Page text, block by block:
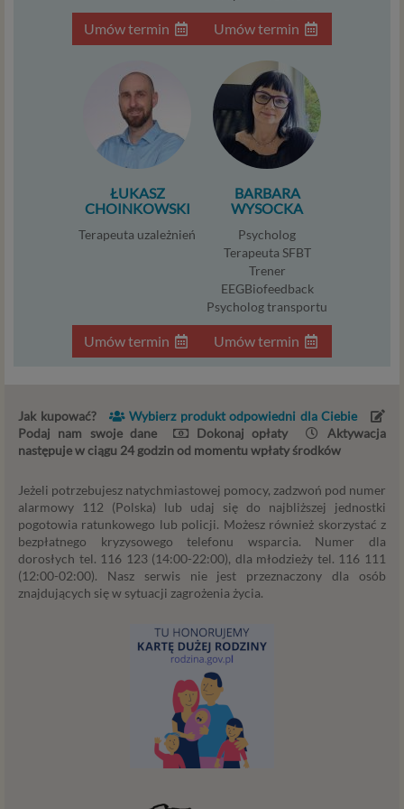
Umów termin Umów termin
ŁUKASZ
CHOINKOWSKI
Terapeuta uzależnień
Umów termin
BARBARA
WYSOCKA
Psycholog
Terapeuta SFBT
Trener
EEGBiofeedback
Psycholog transportu
Umów termin
Jak kupować?
Wybierz produkt odpowiedni dla Ciebie
Podaj nam swoje dane
Dokonaj opłaty
Aktywacja
następuje w ciągu 24 godzin od momentu wpłaty środków
Jeżeli potrzebujesz natychmiastowej pomocy, zadzwoń pod numer
alarmowy 112 (Polska) lub udaj się do najbliższej jednostki
pogotowia ratunkowego lub policji. Możesz również skorzystać z
bezpłatnego kryzysowego telefonu wsparcia. Numer dla
dorosłych tel. 116 123 (14:00-22:00), dla młodzieży tel. 116 111
(12:00-02:00). Nasz serwis nie jest przeznaczony dla osób
znajdujących się w sytuacji zagrożenia życia.
dostosowanym do danej podstawy, zgodnie z opisem
powyżej. Twoje dane przetwarzane będą do czasu
istnienia podstawy do ich przetwarzania – czyli w
przypadku udzielenia zgody do momentu jej cofnięcia,
ograniczenia lub innych działań z Twojej strony
ograniczających tę zgodę, w przypadku niezbędności
danych do wykonania umowy – przez czas jej
wykonywania, a w przypadku, gdy podstawą
przetwarzania danych jest uzasadniony interes
administratora – do czasu istnienia tego uzasadnionego
Administratorami Twoich danych osobowych Psychology
Consulting Aneta Styńska właściciel serwisu
internetowego Psychorada.pl. Pełne dane administratora
możesz sprawdzić wchodząc na podstrone Kontakt.
Znajdziesz tam również informację o naszych Zaufanych
technologicznym koniecznym do prowadzenia serwisu i
marketingowym.
Twoje dane będą przetwarzać Psychology Consulting
właściciel serwisu Psychorada.pl i Zaufani Partnerzy.
Twoje dane mogą być również powierzone do
przetwarzania innym podmiotom. W każdym takim
przypadku przekazanie danych nie uprawnia ich odbiorcy
w celach wyraźnie wskazanych przez Psychorada.pl lub
Zaufanego Partnera. Przekazywanie danych ma miejsce
na ogół w przypadku współpracy z podwykonawcą (np.
agencją marketingową) lub usługodawcą (np. dostawcą
usług przechowywania danych). Dzięki temu możemy np.
lepiej dobrać najciekawsze lub najtańsze oferty
dopasowane dla Ciebie. W każdym przypadku
przekazanie danych nie zwalnia przekazującego z